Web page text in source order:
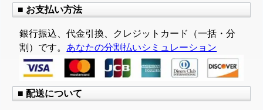
■ お支払い方法
銀行振込、代金引換、クレジットカード（一括・分
割）です。 あなたの分割払いシミュレーション
■ 配送について